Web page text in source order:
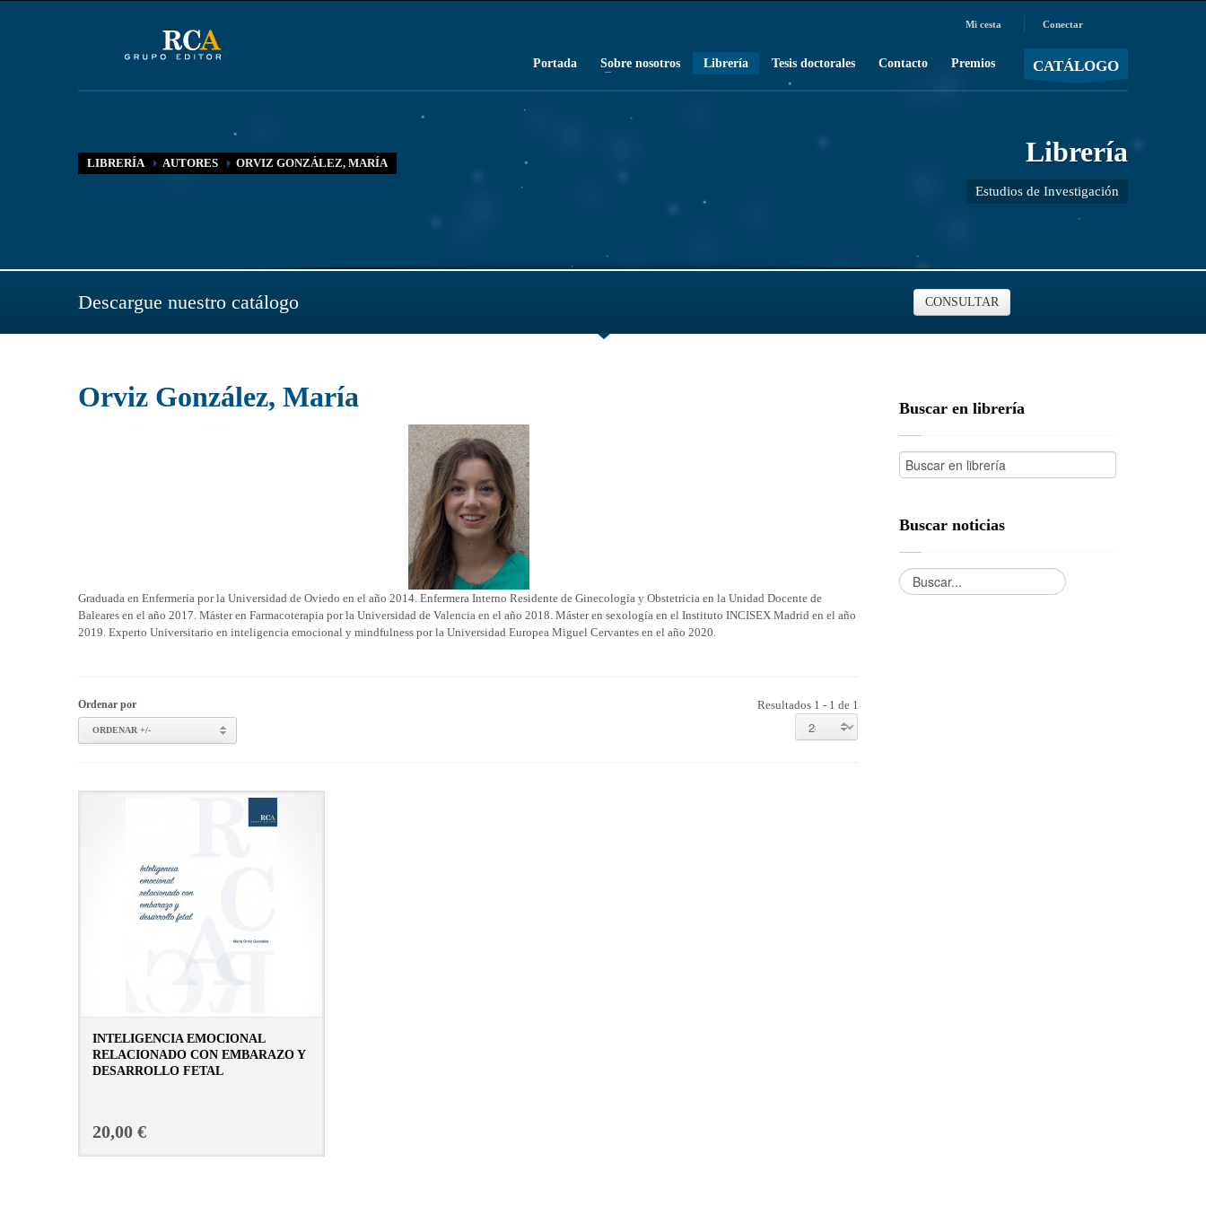
Conectar
Mi cesta
/ MOSTRAR CARRO
CATÁLOGO
Portada Sobre nosotros Librería Tesis doctorales Contacto Premios
LIBRERÍA AUTORES ORVIZ GONZÁLEZ, MARÍA Librería
Estudios de Investigación
Descargue nuestro catálogo CONSULTAR
Orviz González, María
Graduada en Enfermería por la Universidad de Oviedo en el año 2014. Enfermera Interno Residente de Ginecología y Obstetricia en la Unidad Docente de
Baleares en el año 2017. Máster en Farmacoterapia por la Universidad de Valencia en el año 2018. Máster en sexología en el Instituto INCISEX Madrid en el año
2019. Experto Universitario en inteligencia emocional y mindfulness por la Universidad Europea Miguel Cervantes en el año 2020.
Ordenar por
ORDENAR +/-
Resultados 1 - 1 de 1
INTELIGENCIA EMOCIONAL
RELACIONADO CON EMBARAZO Y
DESARROLLO FETAL
20,00 €
Buscar en librería
Buscar noticias